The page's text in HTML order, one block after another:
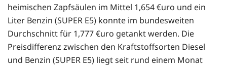
heimischen Zapfsäulen im Mittel 1,654 €uro und ein
Liter Benzin (SUPER E5) konnte im bundesweiten
Durchschnitt für 1,777 €uro getankt werden. Die
Preisdifferenz zwischen den Kraftstoffsorten Diesel
und Benzin (SUPER E5) liegt seit rund einem Monat